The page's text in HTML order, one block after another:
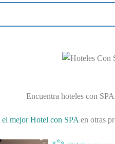
Encuentra hoteles con
el mejor Hotel con SPA en otras